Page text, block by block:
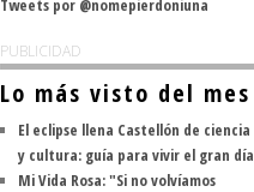
Tweets por @nomepierdoniuna
PUBLICIDAD
Lo más visto del mes
El eclipse llena Castellón de ciencia
y cultura: guía para vivir el gran día
Mi Vida Rosa: "Si no volvíamos